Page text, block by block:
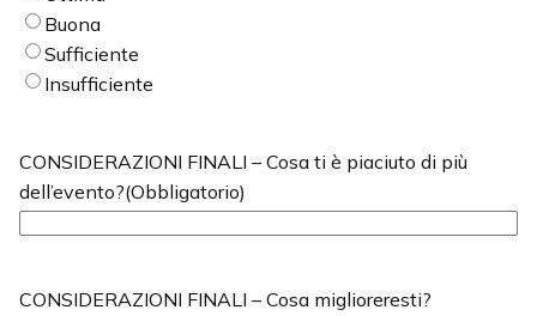
Buona
Sufficiente
Insufficiente
CONSIDERAZIONI FINALI – Cosa ti è piaciuto di più
dell’evento?(Obbligatorio)
CONSIDERAZIONI FINALI – Cosa miglioreresti?